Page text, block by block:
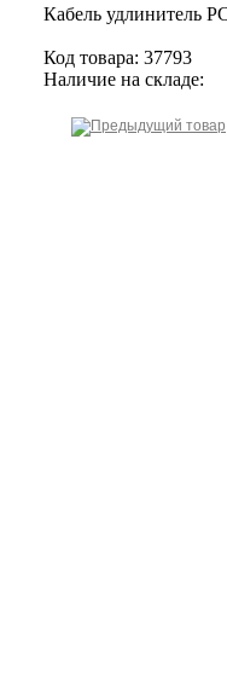
Кабель удлинитель
Код товара: 37793
Наличие на складе: